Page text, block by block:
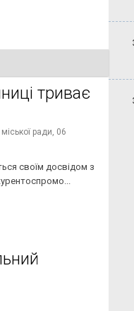
триває
ради, 06
своїм досвідом з